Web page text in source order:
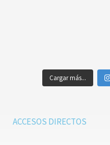
Cargar más...
ACCESOS DIRECTOS